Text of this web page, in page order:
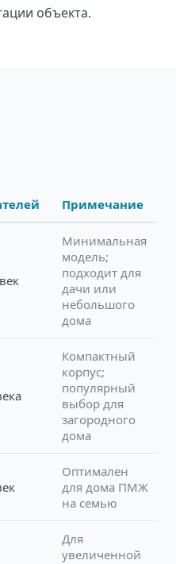
объекта.
Примечание
Минимальная
модель;
подходит для
дачи или
небольшого
дома
Компактный
корпус;
популярный
выбор для
загородного
дома
Оптимален
для дома ПМЖ
на семью
Для
увеличенной